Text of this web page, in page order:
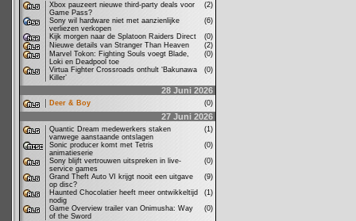
Xbox pauzeert nieuwe third-party deals voor
Game Pass?
(2)
Sony wil hardware niet met aanzienlijke
verliezen verkopen
(6)
Kijk morgen naar de Splatoon Raiders Direct
(0)
Nieuwe details van Stranger Than Heaven
(2)
Marvel Tokon: Fighting Souls voegt Blade,
Loki en Deadpool toe
(0)
Virtua Fighter Crossroads onthult ‘Bakunawa
Killer’
(0)
28 Juni 2026
Deer & Boy (0)
27 Juni 2026
Quantic Dream medewerkers staken
vanwege aanstaande ontslagen
(1)
Sonic producer komt met Tetris
animatieserie
(0)
Sony blijft vertrouwen uitspreken in live-
service games
(0)
Grand Theft Auto VI krijgt nooit een uitgave
op disc?
(9)
Haunted Chocolatier heeft meer ontwikkeltijd
nodig
(1)
Game Overview trailer van Onimusha: Way
of the Sword
(0)